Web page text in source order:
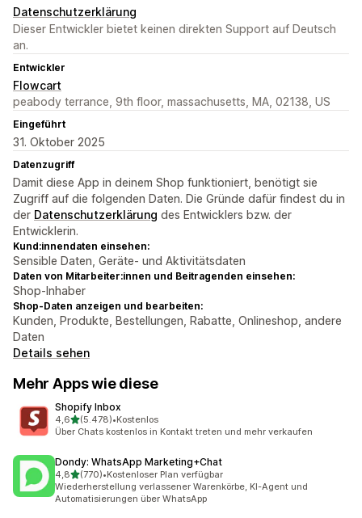
Datenschutzerklärung
Dieser Entwickler bietet keinen direkten Support auf Deutsch
an.
Entwickler
Flowcart
peabody terrance, 9th floor, massachusetts, MA, 02138, US
Eingeführt
31. Oktober 2025
Datenzugriff
Damit diese App in deinem Shop funktioniert, benötigt sie
Zugriff auf die folgenden Daten. Die Gründe dafür findest du in
der Datenschutzerklärung des Entwicklers bzw. der
Entwicklerin.
Kund:innendaten einsehen:
Sensible Daten, Geräte- und Aktivitätsdaten
Daten von Mitarbeiter:innen und Beitragenden einsehen:
Shop-Inhaber
Shop-Daten anzeigen und bearbeiten:
Kunden, Produkte, Bestellungen, Rabatte, Onlineshop, andere
Daten
Details sehen
Mehr Apps wie diese
Shopify Inbox
4,6von 5 Sternen
(5.478)
5478 Rezensionen insgesamt
•Kostenlos
Über Chats kostenlos in Kontakt treten und mehr verkaufen
Dondy: WhatsApp Marketing+Chat
4,8von 5 Sternen
(770)
770 Rezensionen insgesamt
•Kostenloser Plan verfügbar
Wiederherstellung verlassener Warenkörbe, KI-Agent und
Automatisierungen über WhatsApp